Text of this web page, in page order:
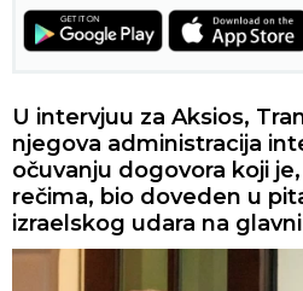
U intervjuu za Aksios,
njegova administracija
očuvanju dogovora koji
rečima, bio doveden u
izraelskog udara na